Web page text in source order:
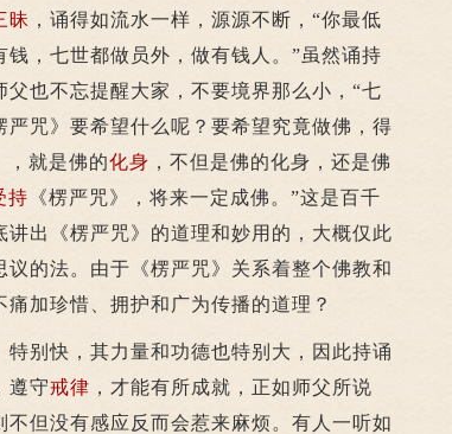
昧 ，诵得如流水一样，源源不断，“你最低
，七世都做员外，做有钱人。”虽然诵持
父也不忘提醒大家，不要境界那么小，“七
咒》要希望什么呢？要希望究竟做佛，得
，就是佛的化身 ，不但是佛的化身，还是佛
持 《楞严咒》，将来一定成佛。”这是百千
讲出《楞严咒》的道理和妙用的，大概仅此
的法。由于《楞严咒》关系着整个佛教和
加珍惜、拥护和广为传播的道理？
别快，其力量和功德也特别大，因此持诵
遵守戒律 ，才能有所成就，正如师父所说
不但没有感应反而会惹来麻烦。有人一听如